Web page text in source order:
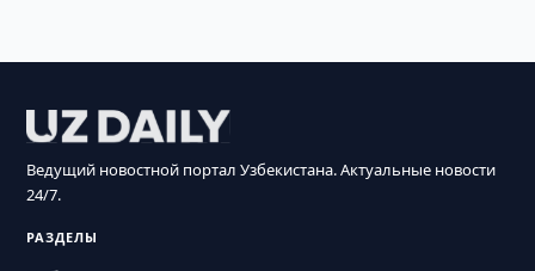
Ведущий новостной портал Узбекистана. Актуальные новости
24/7.
РАЗДЕЛЫ